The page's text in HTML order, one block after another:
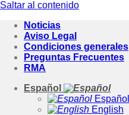
Saltar al contenido
Noticias
Aviso Legal
Condiciones generales
Preguntas Frecuentes
RMA
Español
Español
English